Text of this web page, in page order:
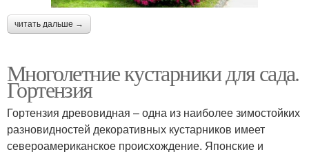
читать дальше →
Многолетние кустарники для сада.
Гортензия
Гортензия древовидная – одна из наиболее зимостойких
разновидностей декоративных кустарников имеет
североамериканское происхождение. Японские и